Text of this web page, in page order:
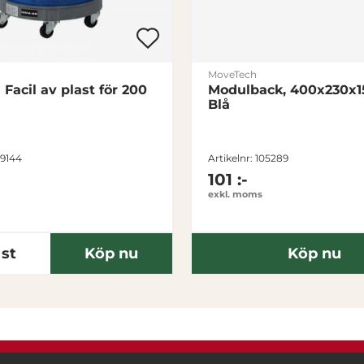
H
öj
m
29
g
Facil av plast för 200
st Köp nu
MoveTech
Modulback,
Blå
Artikelnr: 105289
101 :-
exkl. moms
Köp nu